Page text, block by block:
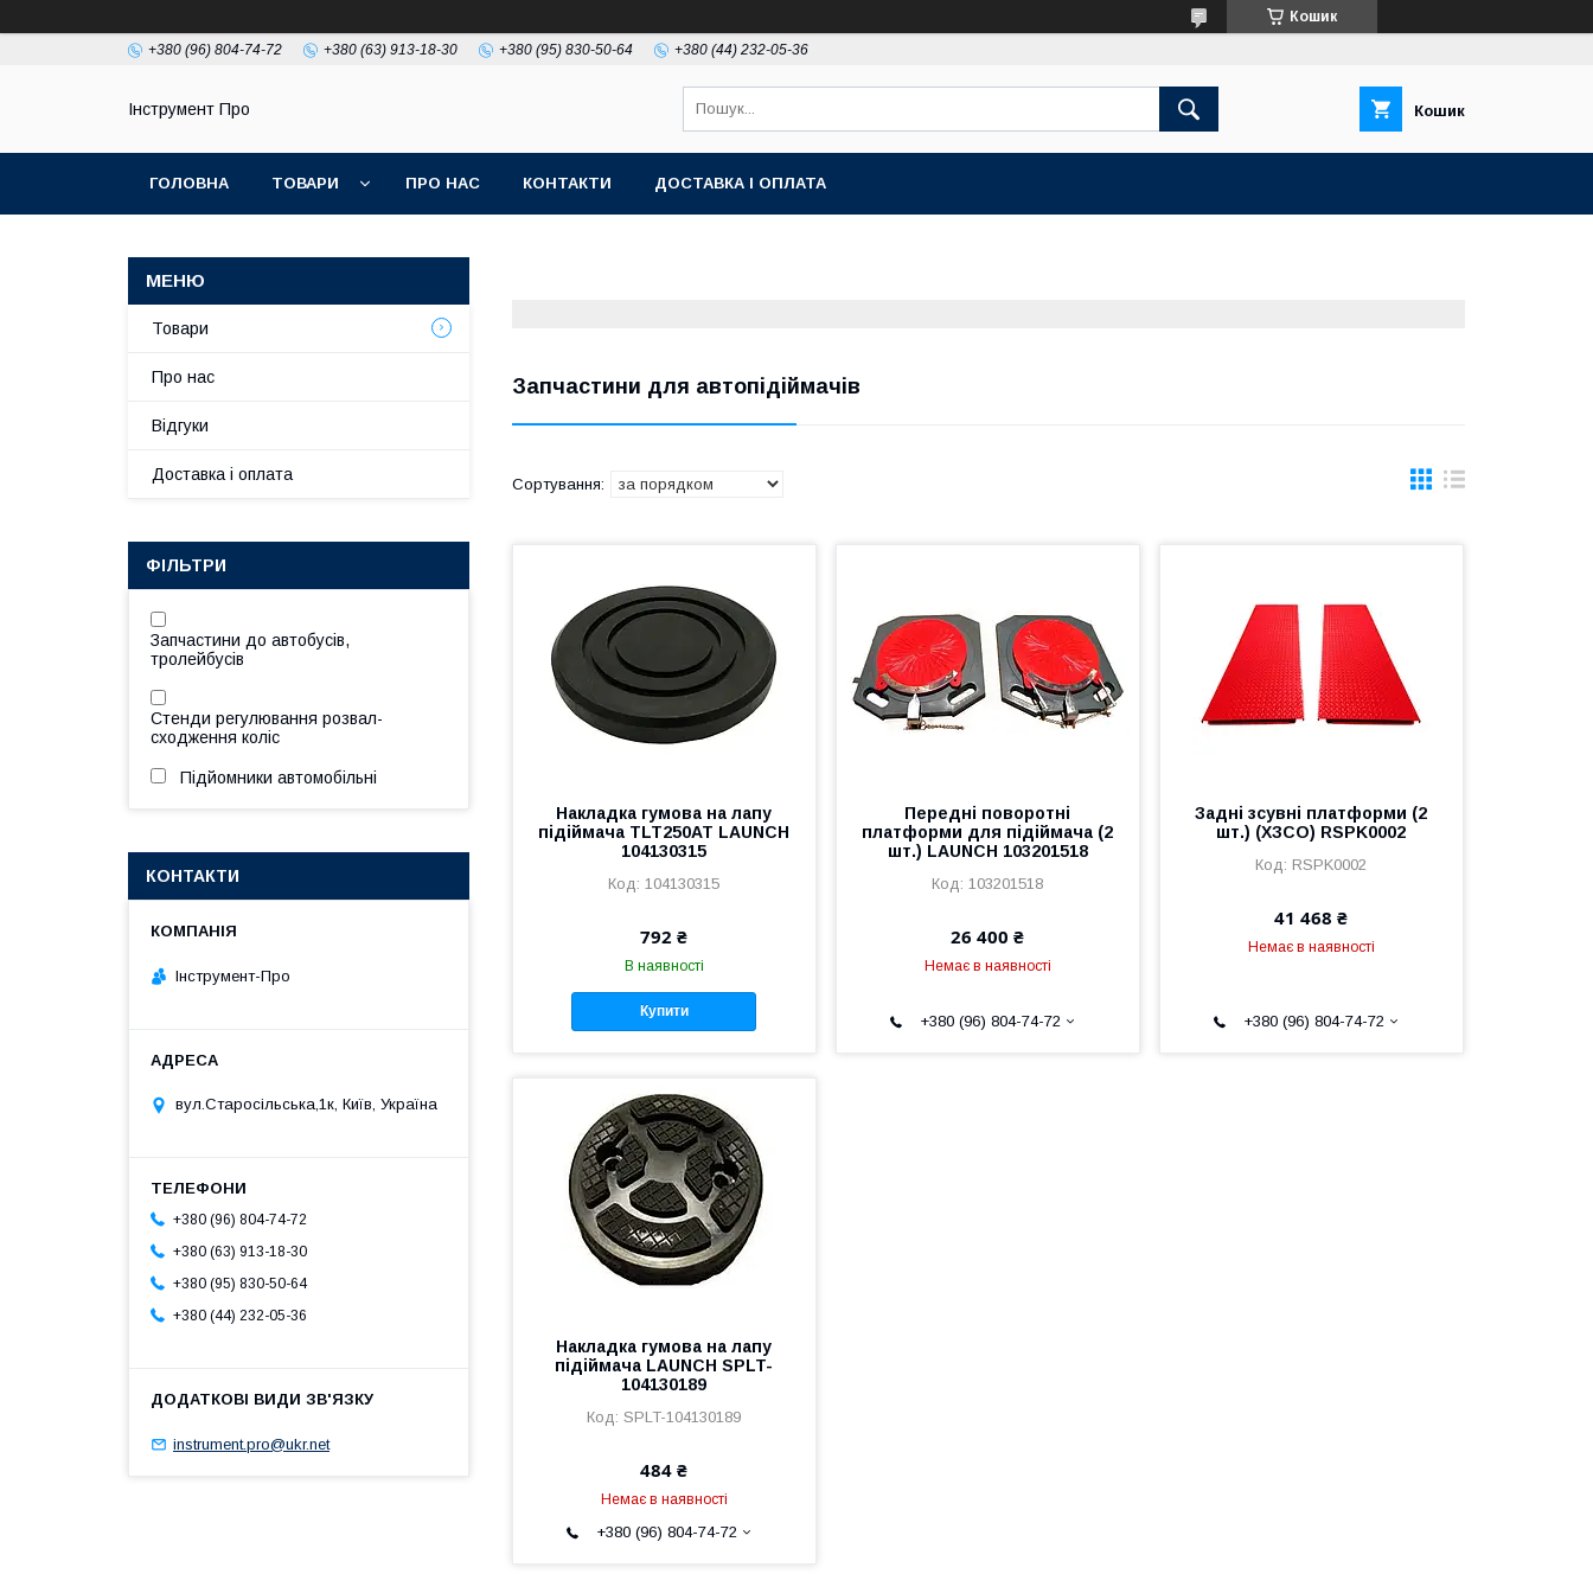
Кошик
+380 (96) 804-74-72 +380 (63) 913-18-30 +380 (95) 830-50-64 +380 (44) 232-05-36
Інструмент Про Кошик
ГОЛОВНА ТОВАРИ ПРО НАС КОНТАКТИ ДОСТАВКА І ОПЛАТА
Запчастини для автопідіймачів
Накладка гумова на лапу
підіймача TLT250AT LAUNCH
104130315
104130315
792 ₴
В наявності
Купити
Передні поворотні
платформи для підіймача (2
шт.) LAUNCH 103201518
103201518
26 400 ₴
Немає в наявності
+380 (96) 804-74-72
Задні зсувні платформи (2
шт.) (ХЗСО) RSPK0002
RSPK0002
41 468 ₴
Немає в наявності
+380 (96) 804-74-72
Накладка гумова на лапу
підіймача LAUNCH SPLT-
104130189
SPLT-104130189
484 ₴
Немає в наявності
+380 (96) 804-74-72
Товари
Про нас
Відгуки
Доставка і оплата
ФІЛЬТРИ
Запчастини до автобусів,
тролейбусів
Стенди регулювання розвал-
сходження коліс
Підйомники автомобільні
КОНТАКТИ
Інструмент-Про
вул.Старосільська,1к, Київ, Україна
+380 (96) 804-74-72
+380 (63) 913-18-30
+380 (95) 830-50-64
+380 (44) 232-05-36
instrument.pro@ukr.net